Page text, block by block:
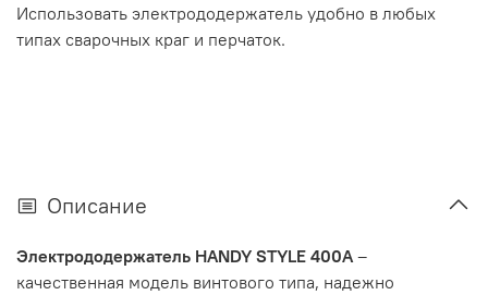
Использовать электрододержатель удобно в любых
типах сварочных краг и перчаток.
Описание
Электрододержатель HANDY STYLE 400A–
качественная модель винтового типа, надежно